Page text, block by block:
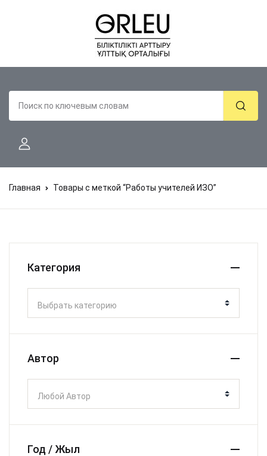
Главная Товары с меткой “Работы учителей ИЗО”
Категория
Выбрать категорию
Автор
Любой Автор
Год / Жыл